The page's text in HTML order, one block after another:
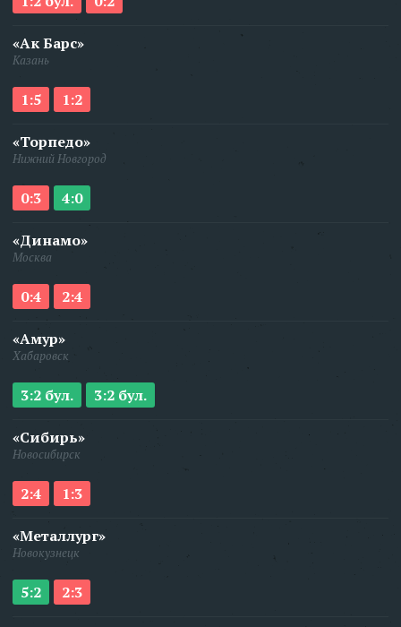
«Ак Барс»
Казань
1:5 1:2
«Торпедо»
Нижний Новгород
0:3 4:0
«Динамо»
Москва
0:4 2:4
«Амур»
Хабаровск
3:2 бул. 3:2 бул.
«Сибирь»
Новосибирск
2:4 1:3
«Металлург»
Новокузнецк
5:2 2:3